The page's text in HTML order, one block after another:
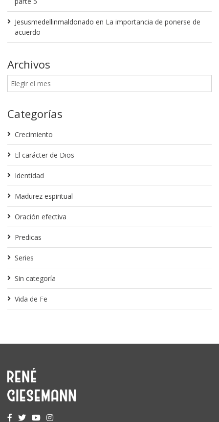
Jesusmedellinmaldonado en La importancia de ponerse de
acuerdo
Archivos
Categorías
Crecimiento
El carácter de Dios
Identidad
Madurez espiritual
Oración efectiva
Predicas
Series
Sin categoría
Vida de Fe